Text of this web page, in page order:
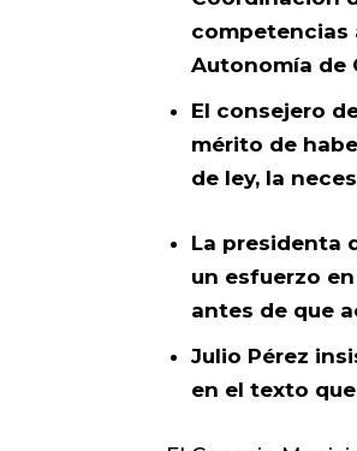
competencias
Autonomía de
El consejero
mérito de
de ley, la
La presidenta
un esfuerzo
antes de que
Julio Pérez
en el texto